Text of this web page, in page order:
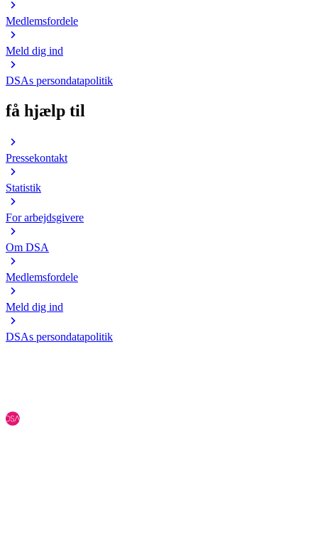
Medlemsfordele
Meld dig ind
DSAs persondatapolitik
få hjælp til
Pressekontakt
Statistik
For arbejdsgivere
Om DSA
Medlemsfordele
Meld dig ind
DSAs persondatapolitik